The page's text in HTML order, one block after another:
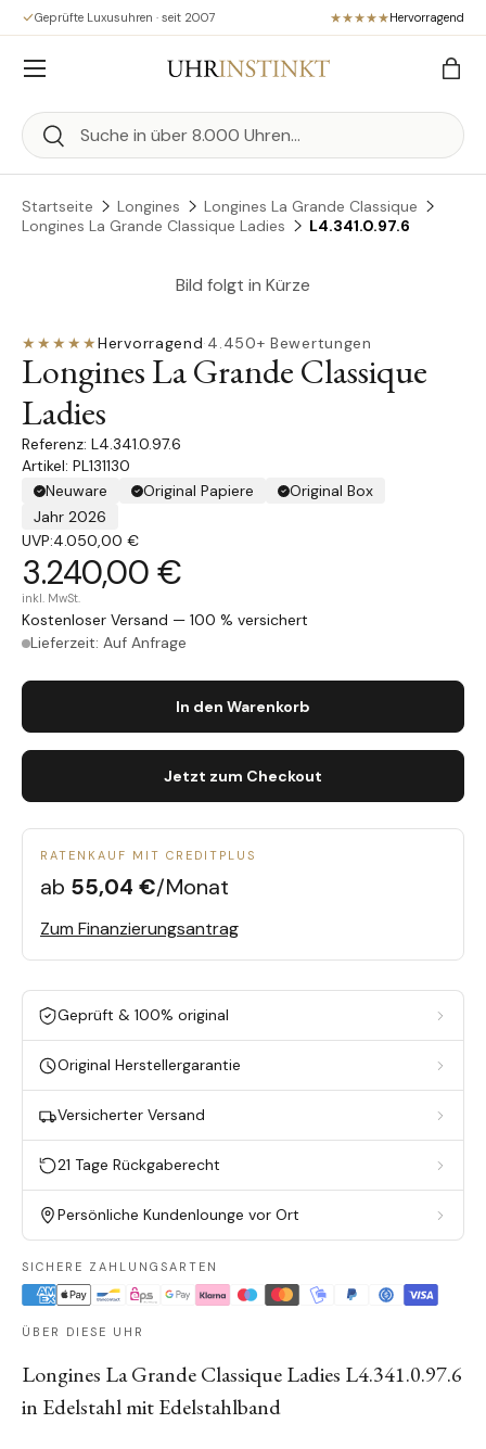
Direkt zum Inhalt
Geprüfte Luxusuhren · seit 2007 Hervorragend
Suchen
Suchen
Menü
Startseite Longines
Longines La Grande Classique
Longines La Grande Classique Ladies
L4.341.0.97.6
Bild folgt in Kürze
★★★★★Hervorragend·4.450+ Bewertungen
Longines La Grande Classique
Ladies
L4.341.0.97.6
Artikel: PL131130
Neuware
Original Papiere
Original Box
Jahr 2026
UVP:4.050,00 €
3.240,00 €
inkl. MwSt.
Kostenloser Versand — 100 % versichert
Lieferzeit: Auf Anfrage
In den Warenkorb
Jetzt zum Checkout
RATENKAUF MIT CREDITPLUS
ab 55,04 €/Monat
Zum Finanzierungsantrag
Geprüft & 100% original
Original Herstellergarantie
Versicherter Versand
21 Tage Rückgaberecht
Persönliche Kundenlounge vor Ort
SICHERE ZAHLUNGSARTEN
ÜBER DIESE UHR
Longines La Grande Classique Ladies L4.341.0.97.6
in Edelstahl mit Edelstahlband